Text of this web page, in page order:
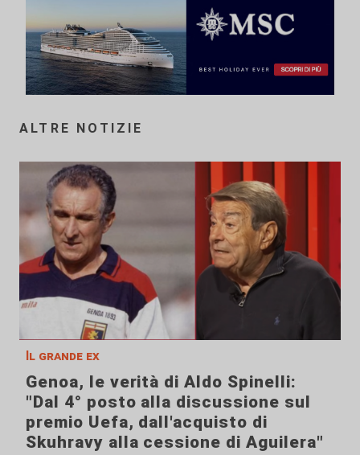
ALTRE NOTIZIE
Il grande ex
Genoa, le verità di Aldo Spinelli:
"Dal 4° posto alla discussione sul
premio Uefa, dall'acquisto di
Skuhravy alla cessione di Aguilera"